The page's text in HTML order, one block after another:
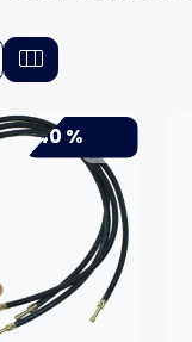
-40 %